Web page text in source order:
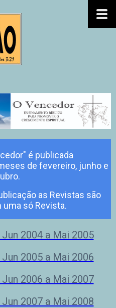
é publicada
de fevereiro, junho e
as Revistas são
só Revista.
2004 a Mai 2005
2005 a Mai 2006
2006 a Mai 2007
2007 a Mai 2008